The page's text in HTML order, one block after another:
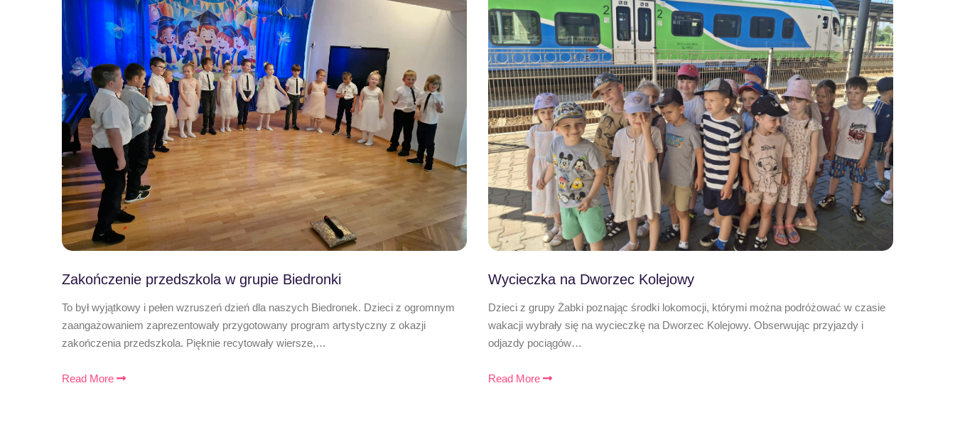
Zakończenie przedszkola w grupie Biedronki
To był wyjątkowy i pełen wzruszeń dzień dla naszych Biedronek. Dzieci z ogromnym
zaangażowaniem zaprezentowały przygotowany program artystyczny z okazji
zakończenia przedszkola. Pięknie recytowały wiersze,…
Read More
Wycieczka na Dworzec Kolejowy
Dzieci z grupy Żabki poznając środki lokomocji, którymi można podróżować w czasie
wakacji wybrały się na wycieczkę na Dworzec Kolejowy. Obserwując przyjazdy i
odjazdy pociągów…
Read More